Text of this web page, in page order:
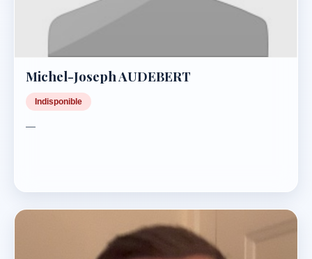
Michel-Joseph AUDEBERT
Indisponible
—